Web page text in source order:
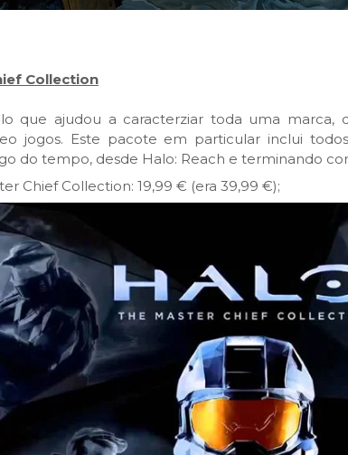
Collection
que ajudou a caracterziar toda uma marca,
jogos. Este pacote em particular inclui
do tempo, desde Halo: Reach e terminando
Chief Collection: 19,99 € (era 39,99 €);